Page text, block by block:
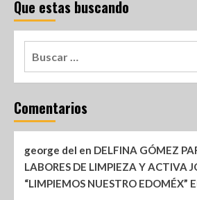
Que estas buscando
Comentarios
george del en DELFINA GÓMEZ
LABORES DE LIMPIEZA Y ACTIVA
“LIMPIEMOS NUESTRO EDOMÉX”